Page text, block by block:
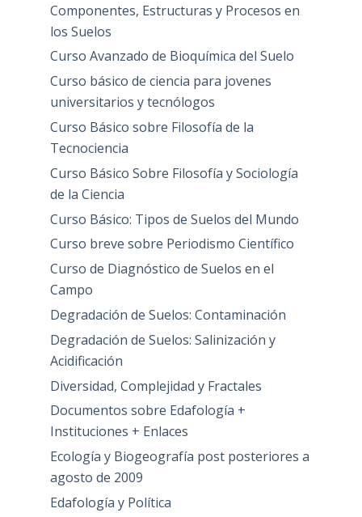
Componentes, Estructuras y Procesos en
los Suelos
Curso Avanzado de Bioquímica del Suelo
Curso básico de ciencia para jovenes
universitarios y tecnólogos
Curso Básico sobre Filosofía de la
Tecnociencia
Curso Básico Sobre Filosofía y Sociología
de la Ciencia
Curso Básico: Tipos de Suelos del Mundo
Curso breve sobre Periodismo Científico
Curso de Diagnóstico de Suelos en el
Campo
Degradación de Suelos: Contaminación
Degradación de Suelos: Salinización y
Acidificación
Diversidad, Complejidad y Fractales
Documentos sobre Edafología +
Instituciones + Enlaces
Ecología y Biogeografía post posteriores a
agosto de 2009
Edafología y Política